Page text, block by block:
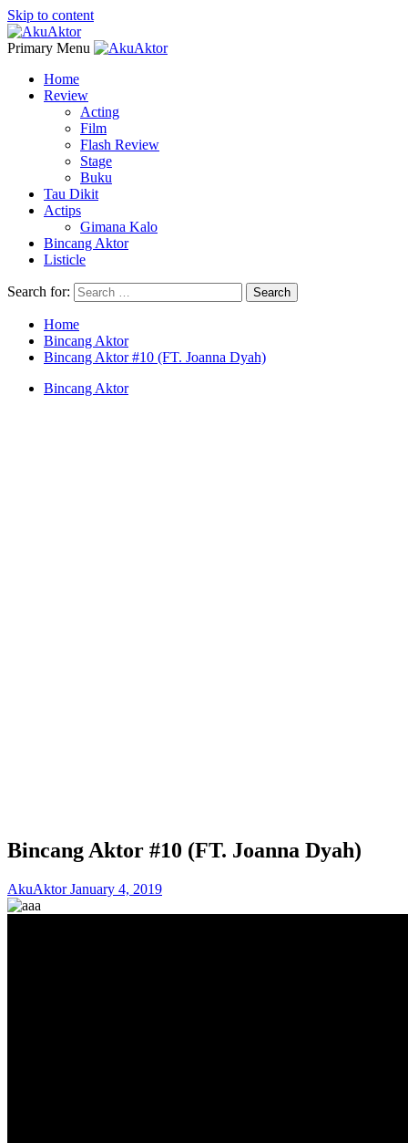
Skip to content
Primary Menu
Home
Review
Acting
Film
Flash Review
Stage
Buku
Tau Dikit
Actips
Gimana Kalo
Bincang Aktor
Listicle
Search for:
Home
Bincang Aktor
Bincang Aktor #10 (FT. Joanna Dyah)
Bincang Aktor
Bincang Aktor #10 (FT. Joanna Dyah)
AkuAktorJanuary 4, 2019